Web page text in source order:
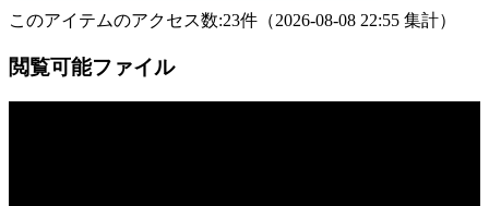
このアイテムのアクセス数:23件 （2026-08-08 22:55 集計）
閲覧可能ファイル